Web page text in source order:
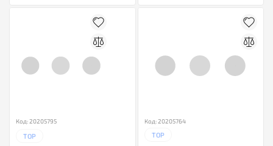
Код: 20205795
TOP
Код: 20205764
TOP